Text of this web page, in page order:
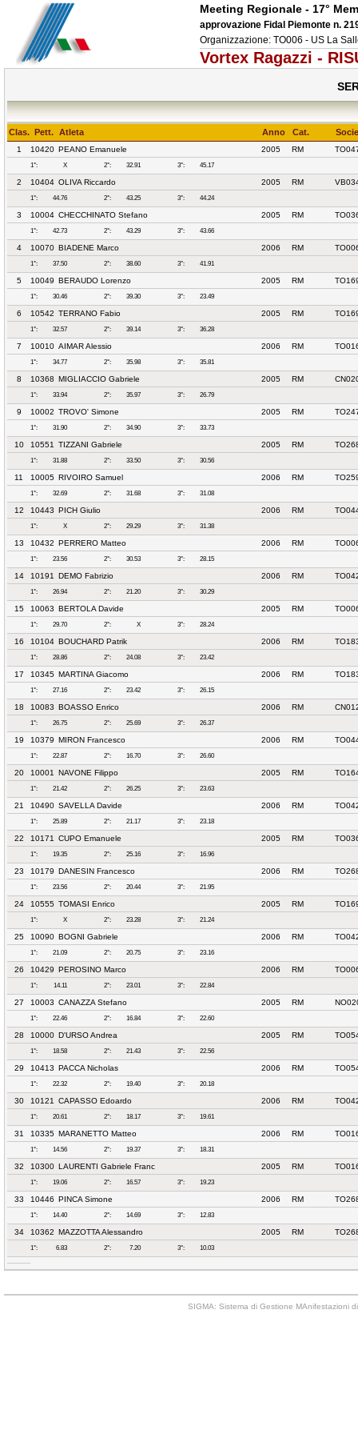
Meeting Regionale - 17°
approvazione Fidal Piemonte n.
Organizzazione: TO006 - US La
Vortex Ragazzi -
Clas. Pett. Atleta Anno Cat.
1 10420 PEANO Emanuele 2005 RM
1°: X 2°: 32.91 3°: 45.17
2 10404 OLIVA Riccardo 2005 RM
1°: 44.76 2°: 43.25 3°: 44.24
3 10004 CHECCHINATO Stefano 2005 RM
1°: 42.73 2°: 43.29 3°: 43.66
4 10070 BIADENE Marco 2006 RM
1°: 37.50 2°: 38.60 3°: 41.91
5 10049 BERAUDO Lorenzo 2005 RM
1°: 30.46 2°: 39.30 3°: 23.49
6 10542 TERRANO Fabio 2005 RM
1°: 32.57 2°: 39.14 3°: 36.28
7 10010 AIMAR Alessio 2006 RM
1°: 34.77 2°: 35.98 3°: 35.81
8 10368 MIGLIACCIO Gabriele 2005 RM
1°: 33.94 2°: 35.97 3°: 26.79
9 10002 TROVO' Simone 2005 RM
1°: 31.90 2°: 34.90 3°: 33.73
10 10551 TIZZANI Gabriele 2005 RM
1°: 31.88 2°: 33.50 3°: 30.56
11 10005 RIVOIRO Samuel 2006 RM
1°: 32.69 2°: 31.68 3°: 31.08
12 10443 PICH Giulio 2006 RM
1°: X 2°: 29.29 3°: 31.38
13 10432 PERRERO Matteo 2006 RM
1°: 23.56 2°: 30.53 3°: 28.15
14 10191 DEMO Fabrizio 2006 RM
1°: 26.94 2°: 21.20 3°: 30.29
15 10063 BERTOLA Davide 2005 RM
1°: 29.70 2°: X 3°: 28.24
16 10104 BOUCHARD Patrik 2006 RM
1°: 28.86 2°: 24.08 3°: 23.42
17 10345 MARTINA Giacomo 2006 RM
1°: 27.16 2°: 23.42 3°: 26.15
18 10083 BOASSO Enrico 2006 RM
1°: 26.75 2°: 25.69 3°: 26.37
19 10379 MIRON Francesco 2006 RM
1°: 22.87 2°: 16.70 3°: 26.60
20 10001 NAVONE Filippo 2005 RM
1°: 21.42 2°: 26.25 3°: 23.63
21 10490 SAVELLA Davide 2006 RM
1°: 25.89 2°: 21.17 3°: 23.18
22 10171 CUPO Emanuele 2005 RM
1°: 19.35 2°: 25.16 3°: 16.96
23 10179 DANESIN Francesco 2006 RM
1°: 23.56 2°: 20.44 3°: 21.95
24 10555 TOMASI Enrico 2005 RM
1°: X 2°: 23.28 3°: 21.24
25 10090 BOGNI Gabriele 2006 RM
1°: 21.09 2°: 20.75 3°: 23.16
26 10429 PEROSINO Marco 2006 RM
1°: 14.11 2°: 23.01 3°: 22.84
27 10003 CANAZZA Stefano 2005 RM
1°: 22.46 2°: 16.84 3°: 22.60
28 10000 D'URSO Andrea 2005 RM
1°: 18.58 2°: 21.43 3°: 22.56
29 10413 PACCA Nicholas 2006 RM
1°: 22.32 2°: 19.40 3°: 20.18
30 10121 CAPASSO Edoardo 2006 RM
1°: 20.61 2°: 18.17 3°: 19.61
31 10335 MARANETTO Matteo 2006 RM
1°: 14.56 2°: 19.37 3°: 18.31
32 10300 LAURENTI Gabriele Franc 2005 RM
1°: 19.06 2°: 16.57 3°: 19.23
33 10446 PINCA Simone 2006 RM
1°: 14.40 2°: 14.69 3°: 12.83
34 10362 MAZZOTTA Alessandro 2005 RM
1°: 6.83 2°: 7.20 3°: 10.03
SIGMA: Sistema di Gestione MAnifestazioni